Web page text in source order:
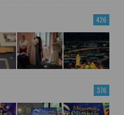
426
376